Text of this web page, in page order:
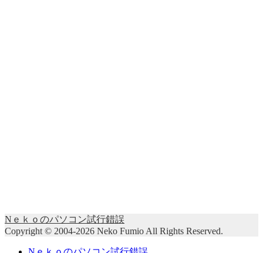
Nｅｋｏのパソコン試行錯誤
Copyright © 2004-2026 Neko Fumio All Rights Reserved.